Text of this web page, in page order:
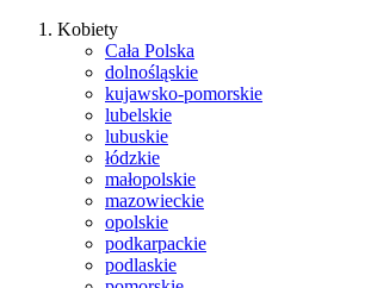
Kobiety
Cała Polska
dolnośląskie
kujawsko-pomorskie
lubelskie
lubuskie
łódzkie
małopolskie
mazowieckie
opolskie
podkarpackie
podlaskie